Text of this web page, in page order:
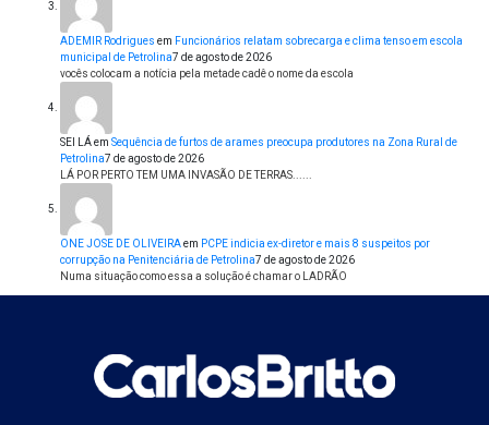
ADEMIR Rodrigues em Funcionários relatam sobrecarga e clima tenso em escola
municipal de Petrolina7 de agosto de 2026
vocês colocam a notícia pela metade cadê o nome da escola
SEI LÁem Sequência de furtos de arames preocupa produtores na Zona Rural de
Petrolina7 de agosto de 2026
LÁ POR PERTO TEM UMA INVASÃO DE TERRAS......
ONE JOSE DE OLIVEIRAem PCPE indicia ex-diretor e mais 8 suspeitos por
corrupção na Penitenciária de Petrolina7 de agosto de 2026
Numa situação como essa a solução é chamar o LADRÃO